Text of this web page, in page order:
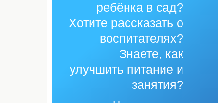
ребёнка в сад?
Хотите рассказать о
воспитателях?
Знаете, как
улучшить питание и
занятия?